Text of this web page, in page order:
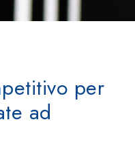
per
ad